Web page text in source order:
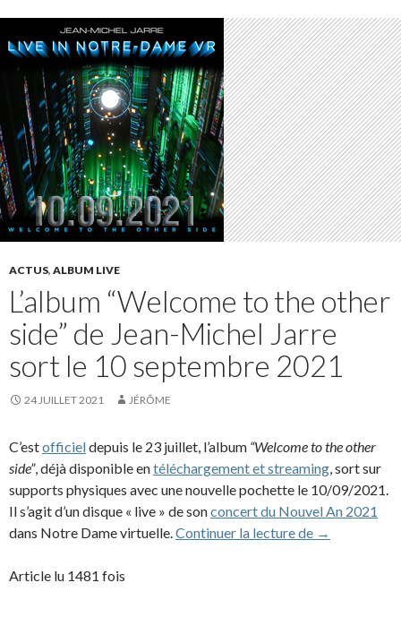
ACTUS, ALBUM LIVE
L’album “Welcome to the other
side” de Jean-Michel Jarre
sort le 10 septembre 2021
24 JUILLET 2021 JÉRÔME
C’estofficieldepuis le 23 juillet, l’album “Welcome to the other
side”, déjà disponible entéléchargement et streaming , sort sur
supports physiques avec une nouvelle pochette le 10/09/2021.
Il s’agit d’un disque « live » de sonconcert du Nouvel An 2021
dans Notre Dame virtuelle. Continuer la lecture de L’album
→
Article lu 1481 fois